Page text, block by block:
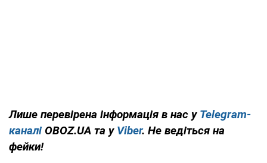
Лише перевірена інформація в нас у Telegram-
каналі OBOZ.UA та у Viber. Не ведіться на
фейки!